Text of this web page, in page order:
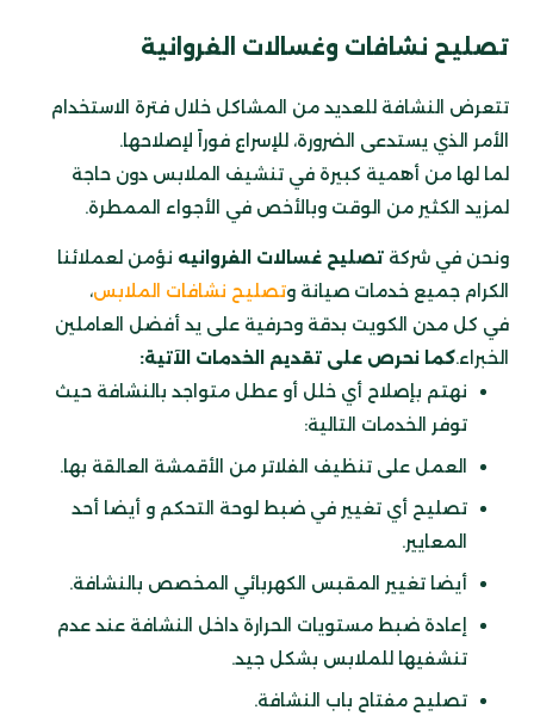
تصليح نشافات وغسالات الفروانية
تتعرض النشافة للعديد من المشاكل خلال فترة الاستخدام
الأمر الذي يستدعى الضرورة، للإسراع فوراً لإصلاحها.
لما لها من أهمية كبيرة في تنشيف الملابس دون حاجة
لمزيد الكثير من الوقت وبالأخص في الأجواء الممطرة.
ونحن في شركة تصليح غسالات الفروانيه نؤمن لعملائنا
الكرام جميع خدمات صيانة وتصليح نشافات الملابس،
في كل مدن الكويت بدقة وحرفية على يد أفضل العاملين
الخبراء.كما نحرص على تقديم الخدمات الآتية:
نهتم بإصلاح أي خلل أو عطل متواجد بالنشافة حيث
توفر الخدمات التالية:
العمل على تنظيف الفلاتر من الأقمشة العالقة بها.
تصليح أي تغيير في ضبط لوحة التحكم و أيضا أحد
المعايير.
أيضا تغيير المقبس الكهربائي المخصص بالنشافة.
إعادة ضبط مستويات الحرارة داخل النشافة عند عدم
تنشفيها للملابس بشكل جيد.
تصليح مفتاح باب النشافة.